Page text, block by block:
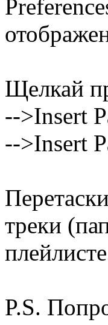
Щелкай
-->Insert
-->Insert
треки
P.S.